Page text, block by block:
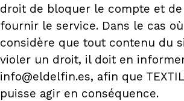
droit de bloquer le compte et
fournir le service. Dans le cas
considère que tout contenu du
violer un droit, il doit en
info@eldelfin.es, afin que
puisse agir en conséquence.